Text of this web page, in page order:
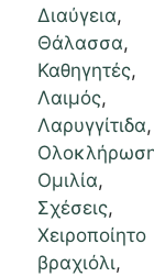
Διαύγεια,
Θάλασσα,
Καθηγητές,
Λαιμός,
Λαρυγγίτιδα,
Ομιλία,
Σχέσεις,
Χειροποίητο
βραχιόλι,